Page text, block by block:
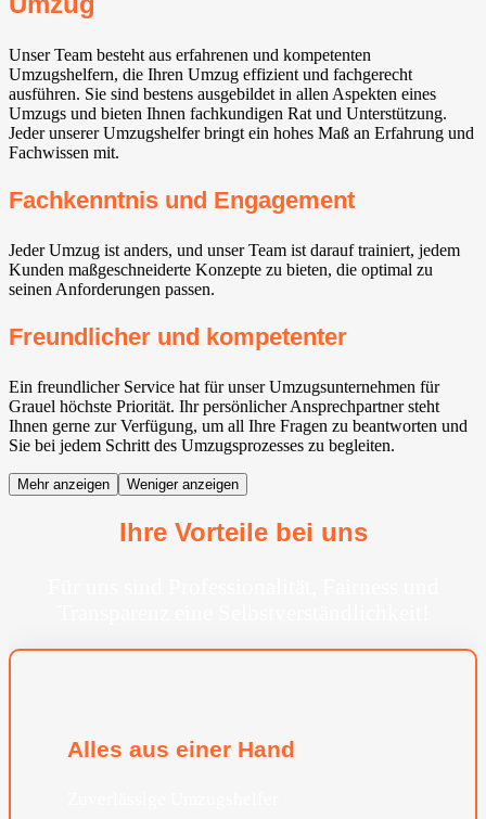
Unser Team besteht aus erfahrenen und kompetenten
Umzugshelfern, die Ihren Umzug effizient und fachgerecht
ausführen. Sie sind bestens ausgebildet in allen Aspekten eines
Umzugs und bieten Ihnen fachkundigen Rat und Unterstützung.
Jeder unserer Umzugshelfer bringt ein hohes Maß an Erfahrung und
Fachwissen mit.
Fachkenntnis und Engagement
Jeder Umzug ist anders, und unser Team ist darauf trainiert, jedem
Kunden maßgeschneiderte Konzepte zu bieten, die optimal zu
seinen Anforderungen passen.
Freundlicher und kompetenter
Ein freundlicher Service hat für unser Umzugsunternehmen für
Grauel höchste Priorität. Ihr persönlicher Ansprechpartner steht
Ihnen gerne zur Verfügung, um all Ihre Fragen zu beantworten und
Sie bei jedem Schritt des Umzugsprozesses zu begleiten.
Mehr anzeigen Weniger anzeigen
Ihre Vorteile bei uns
Alles aus einer Hand